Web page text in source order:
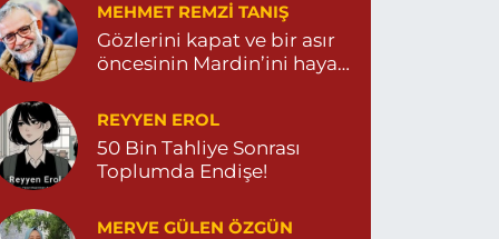
MEHMET REMZI TANIŞ
Gözlerini kapat ve bir asır
öncesinin Mardin’ini hayal
REYYEN EROL
50 Bin Tahliye Sonrası
Toplumda Endişe!
MERVE GÜLEN ÖZGÜN